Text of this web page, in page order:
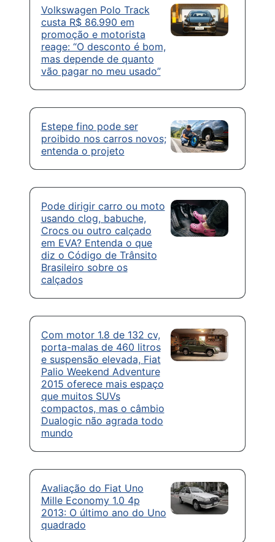
Volkswagen Polo Track
custa R$ 86.990 em
promoção e motorista
reage: “O desconto é bom,
mas depende de quanto
vão pagar no meu usado”
Estepe fino pode ser
proibido nos carros novos;
entenda o projeto
Pode dirigir carro ou moto
usando clog, babuche,
Crocs ou outro calçado
em EVA? Entenda o que
diz o Código de Trânsito
Brasileiro sobre os
calçados
Com motor 1.8 de 132 cv,
porta-malas de 460 litros
e suspensão elevada, Fiat
Palio Weekend Adventure
2015 oferece mais espaço
que muitos SUVs
compactos, mas o câmbio
Dualogic não agrada todo
mundo
Avaliação do Fiat Uno
Mille Economy 1.0 4p
2013: O último ano do Uno
quadrado